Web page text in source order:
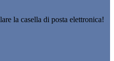
la casella di posta elettronica!